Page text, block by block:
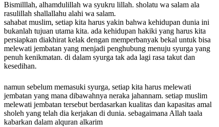
Bismilllah, alhamdulillah wa syukru lillah. sholatu wa salam ala
rasulillah shallallahu alahi wa salam.
sahabat muslim, setiap kita harus yakin bahwa kehidupan dunia ini
bukanlah tujuan utama kita. ada kehidupan hakiki yang harus kita
persiapkan diakhirat kelak dengan memperbanyak bekal untuk bisa
melewati jembatan yang menjadi penghubung menuju syurga yang
penuh kenikmatan. di dalam syurga tak ada lagi rasa takut dan
kesedihan.
namun sebelum memasuki syurga, setiap kita harus melewati
jembatan yang mana dibawahnya neraka jahannam. setiap muslim
melewati jembatan tersebut berdasarkan kualitas dan kapasitas amal
sholeh yang telah dia kerjakan di dunia. sebagaimana Allah taala
kabarkan dalam alquran alkarim